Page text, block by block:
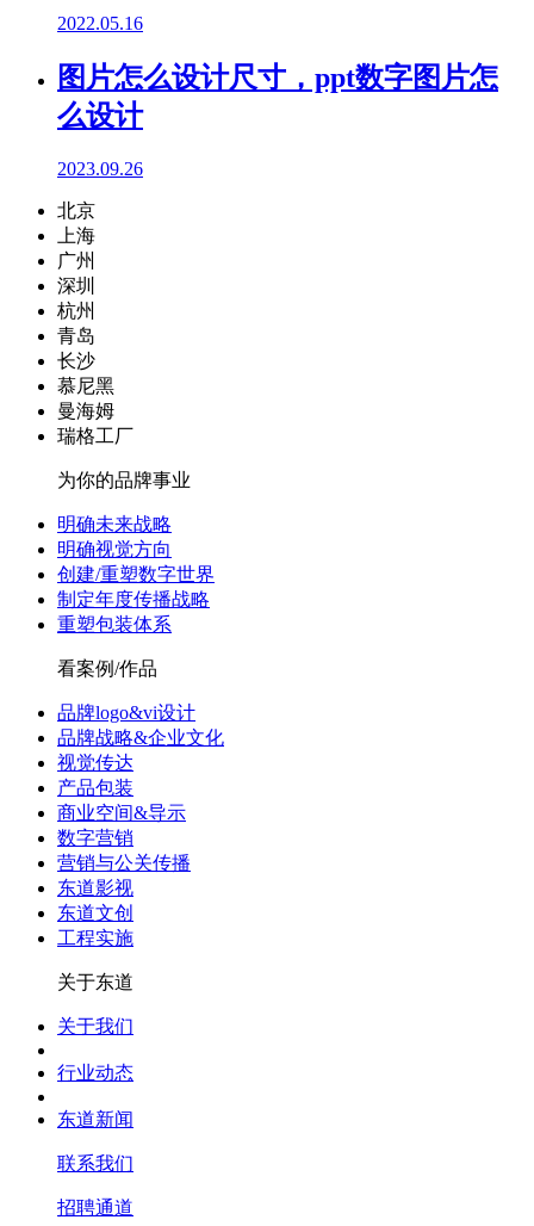
2022.05.16
图片怎么设计尺寸，ppt数字图片怎
么设计
2023.09.26
北京
上海
广州
深圳
杭州
青岛
长沙
慕尼黑
曼海姆
瑞格工厂
为你的品牌事业
明确未来战略
明确视觉方向
创建/重塑数字世界
制定年度传播战略
重塑包装体系
看案例/作品
品牌logo&vi设计
品牌战略&企业文化
视觉传达
产品包装
商业空间&导示
数字营销
营销与公关传播
东道影视
东道文创
工程实施
关于东道
关于我们
行业动态
东道新闻
联系我们
招聘通道